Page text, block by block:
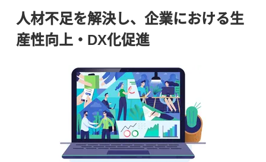
人材不足を解決し、企業における生
産性向上・DX化促進